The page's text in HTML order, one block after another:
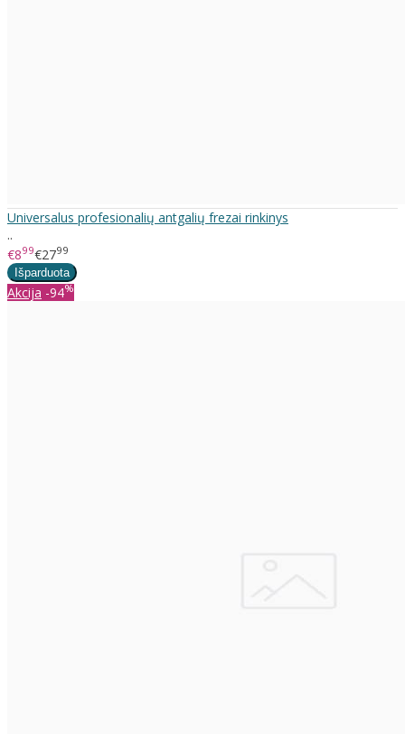
Universalus profesionalių antgalių frezai rinkinys
..
€899€2799
Akcija -94%